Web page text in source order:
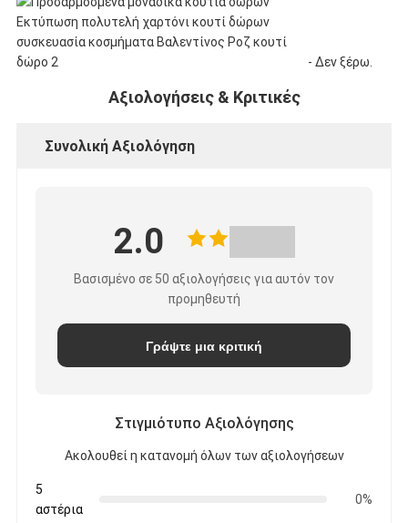
- Δεν ξέρω.
Αξιολογήσεις & Κριτικές
Συνολική Αξιολόγηση
2.0
Βασισμένο σε 50 αξιολογήσεις για αυτόν τον
προμηθευτή
Γράψτε μια κριτική
Στιγμιότυπο Αξιολόγησης
Ακολουθεί η κατανομή όλων των αξιολογήσεων
5
αστέρια
0%